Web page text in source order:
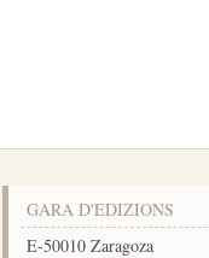
GARA D'EDIZIONS
E-50010 Zaragoza